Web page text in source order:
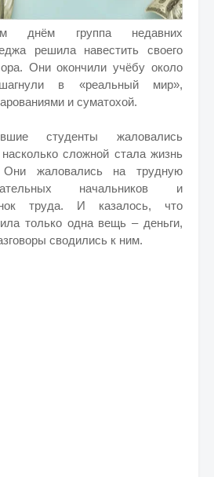
днём группа недавних
решила навестить своего
Они окончили учёбу около
в «реальный мир»,
и суматохой.
студенты жаловались
сложной стала жизнь
Они жаловались на трудную
начальников и
труда. И казалось, что
только одна вещь – деньги,
сводились к ним.